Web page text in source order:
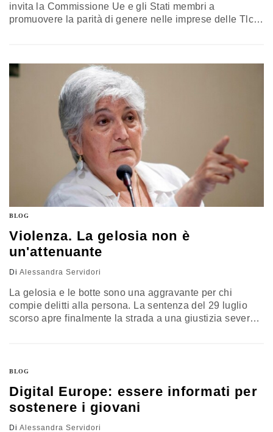
invita la Commissione Ue e gli Stati membri a
promuovere la parità di genere nelle imprese delle Tlc e
membri a trasporre e attuare pienamente la direttiva sul
BLOG
Violenza. La gelosia non è
un'attenuante
Di Alessandra Servidori
La gelosia e le botte sono una aggravante per chi
compie delitti alla persona. La sentenza del 29 luglio
scorso apre finalmente la strada a una giustizia severa
integrare l’aggravante dei motivi…
BLOG
Digital Europe: essere informati per
sostenere i giovani
Di Alessandra Servidori